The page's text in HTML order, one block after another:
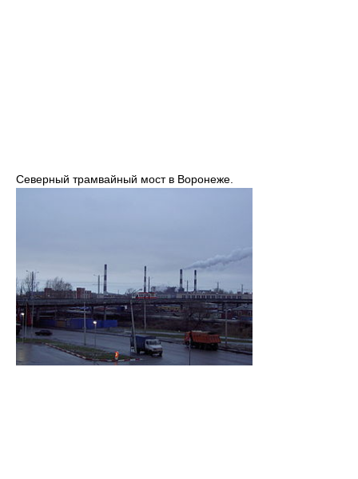
Северный трамвайный мост в Воронеже.